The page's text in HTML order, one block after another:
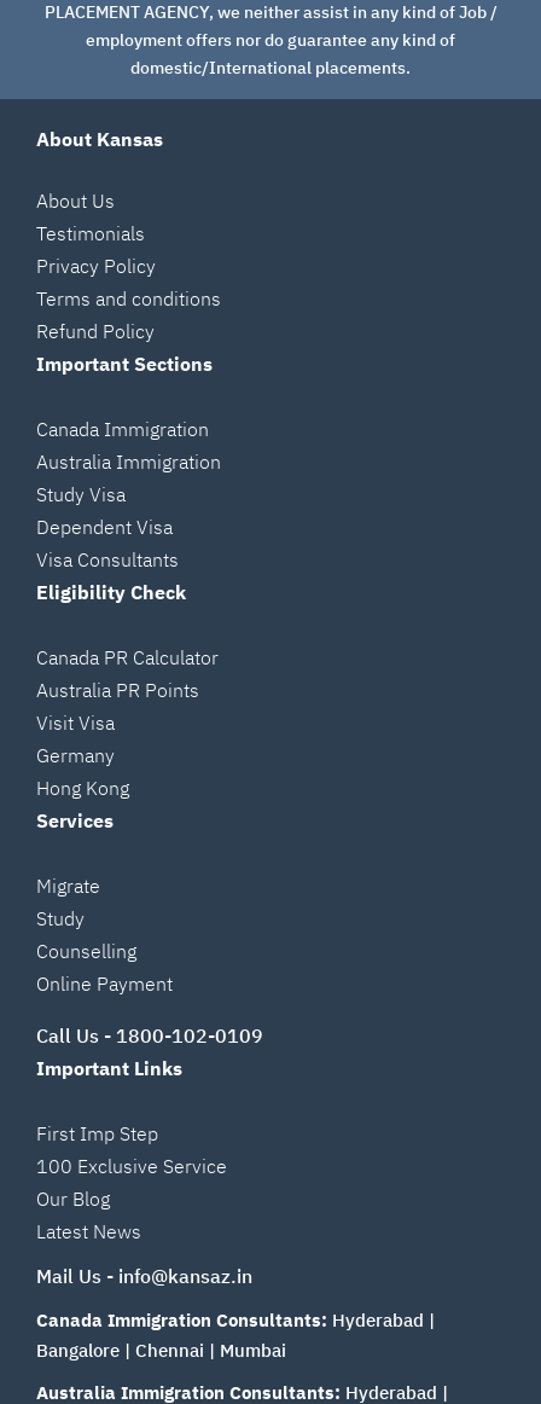
PLACEMENT AGENCY, we neither assist in any kind of Job /
employment offers nor do guarantee any kind of
domestic/International placements.
About Kansas
About Us
Testimonials
Privacy Policy
Terms and conditions
Refund Policy
Important Sections
Canada Immigration
Australia Immigration
Study Visa
Dependent Visa
Visa Consultants
Eligibility Check
Canada PR Calculator
Australia PR Points
Visit Visa
Germany
Hong Kong
Services
Migrate
Study
Counselling
Online Payment
Call Us - 1800-102-0109
Important Links
First Imp Step
100 Exclusive Service
Our Blog
Latest News
Mail Us - info@kansaz.in
Canada Immigration Consultants: Hyderabad |
Bangalore | Chennai | Mumbai
Australia Immigration Consultants: Hyderabad |